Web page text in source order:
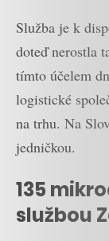
Služba je k
doteď nerostla
tímto účelem
logistické
na trhu. Na
jedničkou.
135
službou